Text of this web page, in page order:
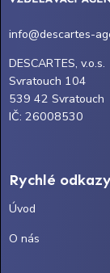
info@descartes-
DESCARTES, v.o.s.
Svratouch 104
539 42 Svratouch
IČ: 26008530
Rychlé odkazy
Úvod
O nás